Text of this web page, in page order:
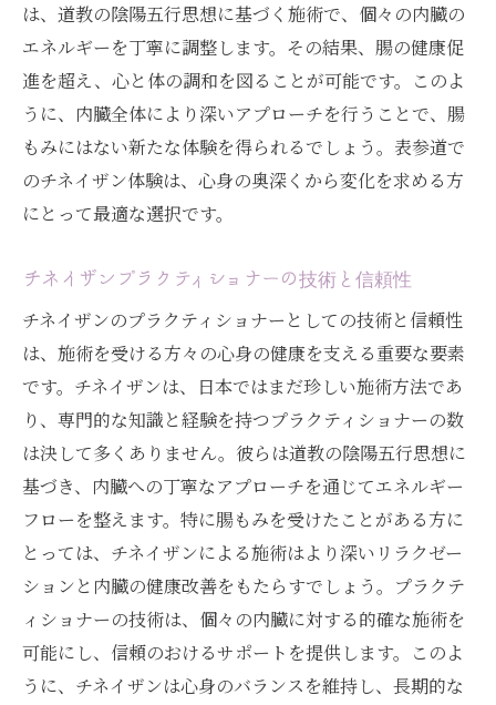
は、道教の陰陽五行思想に基づく施術で、個々の内臓の
エネルギーを丁寧に調整します。その結果、腸の健康促
進を超え、心と体の調和を図ることが可能です。このよ
うに、内臓全体により深いアプローチを行うことで、腸
もみにはない新たな体験を得られるでしょう。表参道で
のチネイザン体験は、心身の奥深くから変化を求める方
にとって最適な選択です。
チネイザンプラクティショナーの技術と信頼性
チネイザンのプラクティショナーとしての技術と信頼性
は、施術を受ける方々の心身の健康を支える重要な要素
です。チネイザンは、日本ではまだ珍しい施術方法であ
り、専門的な知識と経験を持つプラクティショナーの数
は決して多くありません。彼らは道教の陰陽五行思想に
基づき、内臓への丁寧なアプローチを通じてエネルギー
フローを整えます。特に腸もみを受けたことがある方に
とっては、チネイザンによる施術はより深いリラクゼー
ションと内臓の健康改善をもたらすでしょう。プラクテ
ィショナーの技術は、個々の内臓に対する的確な施術を
可能にし、信頼のおけるサポートを提供します。このよ
うに、チネイザンは心身のバランスを維持し、長期的な